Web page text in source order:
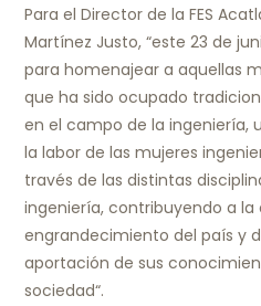
Para el Director de la FES
Martínez Justo, “este 23 de
para homenajear a aquellas
que ha sido ocupado
en el campo de la ingeniería,
la labor de las mujeres
través de las distintas
ingeniería, contribuyendo a
engrandecimiento del país y
aportación de sus
sociedad“.